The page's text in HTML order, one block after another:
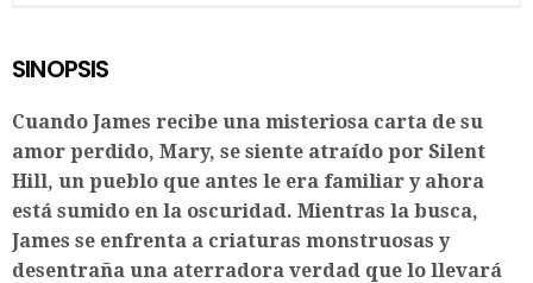
SINOPSIS
Cuando James recibe una misteriosa carta de su
amor perdido, Mary, se siente atraído por Silent
Hill, un pueblo que antes le era familiar y ahora
está sumido en la oscuridad. Mientras la busca,
James se enfrenta a criaturas monstruosas y
desentraña una aterradora verdad que lo llevará